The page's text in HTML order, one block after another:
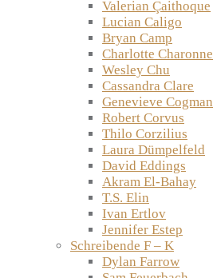
Valerian Çaithoque
Lucian Caligo
Bryan Camp
Charlotte Charonne
Wesley Chu
Cassandra Clare
Genevieve Cogman
Robert Corvus
Thilo Corzilius
Laura Dümpelfeld
David Eddings
Akram El-Bahay
T.S. Elin
Ivan Ertlov
Jennifer Estep
Schreibende F – K
Dylan Farrow